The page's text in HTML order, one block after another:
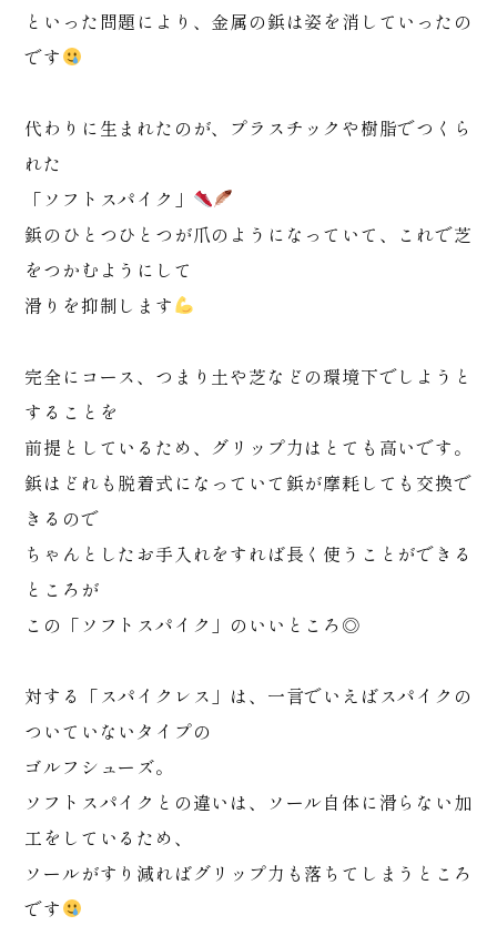
といった問題により、金属の鋲は姿を消していったの
です
代わりに生まれたのが、プラスチックや樹脂でつくら
れた
「ソフトスパイク」
鋲のひとつひとつが爪のようになっていて、これで芝
をつかむようにして
滑りを抑制します
完全にコース、つまり土や芝などの環境下でしようと
することを
前提としているため、グリップ力はとても高いです。
鋲はどれも脱着式になっていて鋲が摩耗しても交換で
きるので
ちゃんとしたお手入れをすれば長く使うことができる
ところが
この「ソフトスパイク」のいいところ◎
対する「スパイクレス」は、一言でいえばスパイクの
ついていないタイプの
ゴルフシューズ。
ソフトスパイクとの違いは、ソール自体に滑らない加
工をしているため、
ソールがすり減ればグリップ力も落ちてしまうところ
です